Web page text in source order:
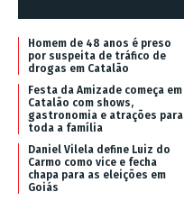
Homem de 48 anos é preso
por suspeita de tráfico de
drogas em Catalão
Festa da Amizade começa em
Catalão com shows,
gastronomia e atrações para
toda a família
Daniel Vilela define Luiz do
Carmo como vice e fecha
chapa para as eleições em
Goiás